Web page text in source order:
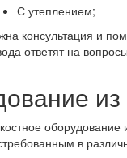
С утеплением;
консультация и
ответят на
в